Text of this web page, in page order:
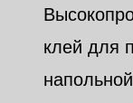
клей для